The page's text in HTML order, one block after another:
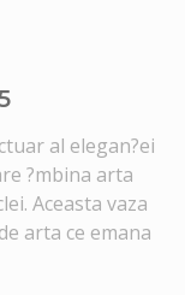
al elegan?ei
?mbina arta
Aceasta vaza
arta ce emana